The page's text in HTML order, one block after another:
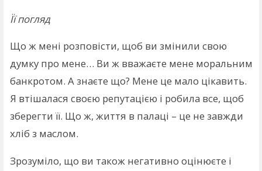
Її погляд
Що ж мені розповісти, щоб ви змінили свою
думку про мене… Ви ж вважаєте мене моральним
банкротом. А знаєте що? Мене це мало цікавить.
Я втішалася своєю репутацією і робила все, щоб
зберегти її. Що ж, життя в палаці – це не завжди
хліб з маслом.
Зрозуміло, що ви також негативно оцінюєте і